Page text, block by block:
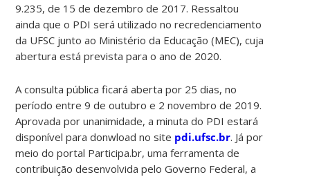
9.235, de 15 de dezembro de 2017. Ressaltou
ainda que o PDI será utilizado no recredenciamento
da UFSC junto ao Ministério da Educação (MEC), cuja
abertura está prevista para o ano de 2020.
A consulta pública ficará aberta por 25 dias, no
período entre 9 de outubro e 2 novembro de 2019.
Aprovada por unanimidade, a minuta do PDI estará
disponível para donwload no site pdi.ufsc.br. Já por
meio do portal Participa.br, uma ferramenta de
contribuição desenvolvida pelo Governo Federal, a